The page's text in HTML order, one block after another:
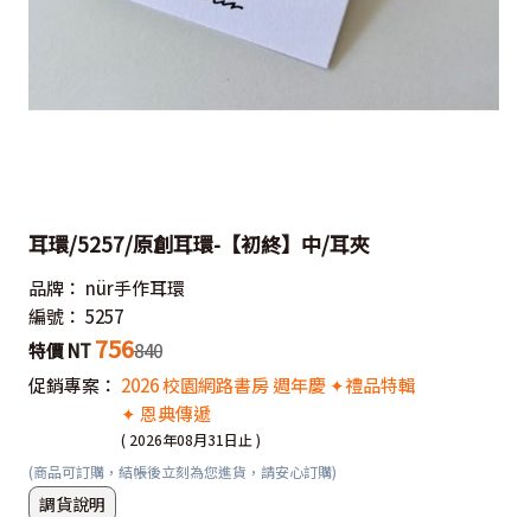
耳環/5257/原創耳環-【初終】中/耳夾
品牌： nür手作耳環
編號： 5257
特價 NT 756840
促銷專案： 2026 校園網路書房 週年慶 ✦禮品特輯
✦ 恩典傳遞
( 2026年08月31日止 )
(商品可訂購，結帳後立刻為您進貨，請安心訂購)
調貨說明